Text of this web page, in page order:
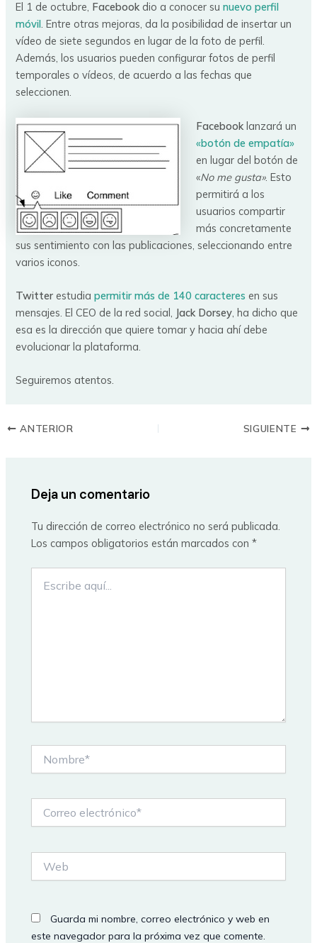
El 1 de octubre, Facebookdio a conocer sunuevo perfil
móvil. Entre otras mejoras, da la posibilidad de insertar un
vídeo de siete segundos en lugar de la foto de perfil.
Además, los usuarios pueden configurar fotos de perfil
temporales o vídeos, de acuerdo a las fechas que
seleccionen.
Facebook lanzará un
«botón de empatía»
en lugar del botón de
«No me gusta». Esto
permitirá a los
usuarios compartir
más concretamente
sus sentimiento con las publicaciones, seleccionando entre
varios iconos.
Twitter estudiapermitir más de 140 caracteres en sus
mensajes. El CEO de la red social, Jack Dorsey, ha dicho que
esa es la dirección que quiere tomar y hacia ahí debe
evolucionar la plataforma.
Seguiremos atentos.
ANTERIOR SIGUIENTE
Deja un comentario
Tu dirección de correo electrónico no será publicada.
Los campos obligatorios están marcados con*
aquí...
electrónico*
Guarda mi nombre, correo electrónico y web en
este navegador para la próxima vez que comente.